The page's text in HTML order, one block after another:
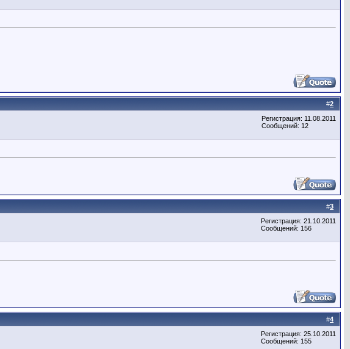
#2
Регистрация: 11.08.2011
Сообщений: 12
#3
Регистрация: 21.10.2011
Сообщений: 156
#4
Регистрация: 25.10.2011
Сообщений: 155